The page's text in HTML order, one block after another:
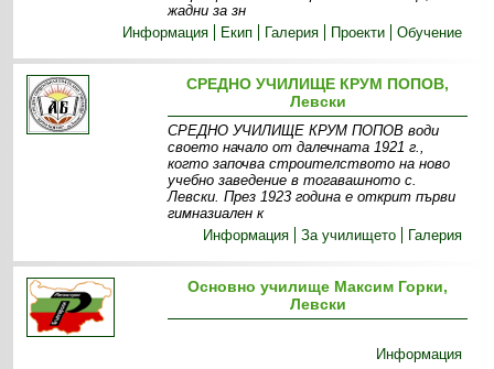
жадни за зн
Информация
Екип Галерия Проекти Обучение
СРЕДНО УЧИЛИЩЕ КРУМ ПОПОВ,
Левски
СРЕДНО УЧИЛИЩЕ КРУМ ПОПОВ води
своето начало от далечната 1921 г.,
когто започва строителството на ново
учебно заведение в тогавашното с.
Левски. През 1923 година е открит първи
гимназиален к
Информация
За училището Галерия
Основно училище Максим Горки,
Левски
Информация